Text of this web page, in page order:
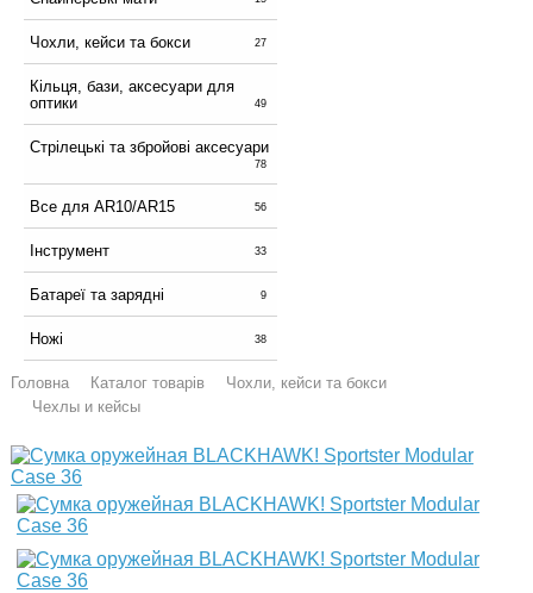
Чохли, кейси та бокси 27
Кільця, бази, аксесуари для
оптики
49
Стрілецькі та збройові аксесуари
78
Все для AR10/AR15 56
Інструмент 33
Батареї та зарядні 9
Ножі 38
Головна Каталог товарів
Чохли, кейси та бокси
Чехлы и кейсы